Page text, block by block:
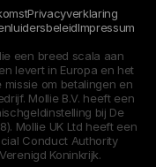
Privacyverklaring
Impressum
een breed scala aan
levert in Europa en het
missie om betalingen en
Mollie B.V. heeft een
bij De
Mollie UK Ltd heeft een
Conduct Authority
Koninkrijk.